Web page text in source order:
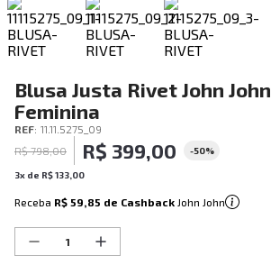
Blusa Justa Rivet John John
Feminina
REF: 11.11.5275_09
R$ 798,00 R$ 399,00 -50%
3x de R$133 00
Receba R$ 59,85 de Cashback John John